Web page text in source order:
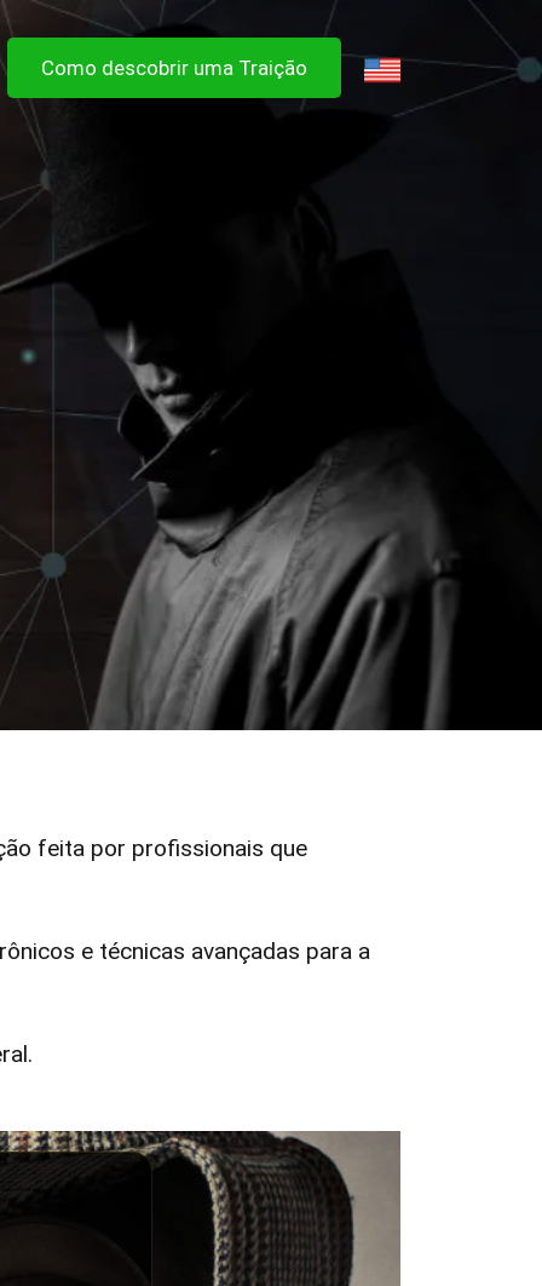
Como descobrir uma Traição
feita por profissionais que
e técnicas avançadas para a